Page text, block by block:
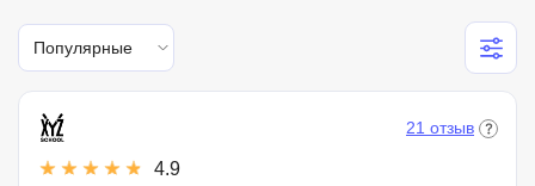
Популярные
4.9
21 отзыв